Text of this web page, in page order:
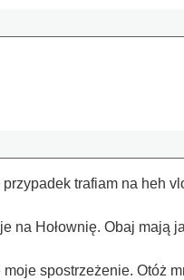
trafiam na heh
na Hołownię. Obaj mają
spostrzeżenie. Otóż